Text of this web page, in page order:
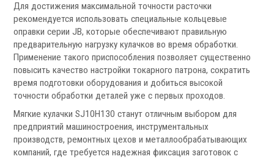
Фильтры, расходники и аксессуары
Ротационные соединения
Для достижения максимальной точности расточки
рекомендуется использовать специальные кольцевые
оправки серии JB, которые обеспечивают правильную
предварительную нагрузку кулачков во время обработки.
Применение такого приспособления позволяет существенно
повысить качество настройки токарного патрона, сократить
время подготовки оборудования и добиться высокой
точности обработки деталей уже с первых проходов.
Мягкие кулачки SJ10H130 станут отличным выбором для
предприятий машиностроения, инструментальных
производств, ремонтных цехов и металлообрабатывающих
компаний, где требуется надежная фиксация заготовок с